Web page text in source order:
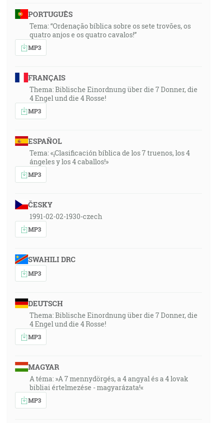
PORTUGUÊS
Tema: “Ordenação bíblica sobre os sete trovões, os
quatro anjos e os quatro cavalos!”
MP3
FRANÇAIS
Thema: Biblische Einordnung über die 7 Donner, die
4 Engel und die 4 Rosse!
MP3
ESPAÑOL
Tema: «¡Clasificación bíblica de los 7 truenos, los 4
ángeles y los 4 caballos!»
MP3
ČESKY
1991-02-02-1930-czech
MP3
SWAHILI DRC
MP3
DEUTSCH
Thema: Biblische Einordnung über die 7 Donner, die
4 Engel und die 4 Rosse!
MP3
MAGYAR
A téma: »A 7 mennydörgés, a 4 angyal és a 4 lovak
bibliai értelmezése - magyarázata!«
MP3